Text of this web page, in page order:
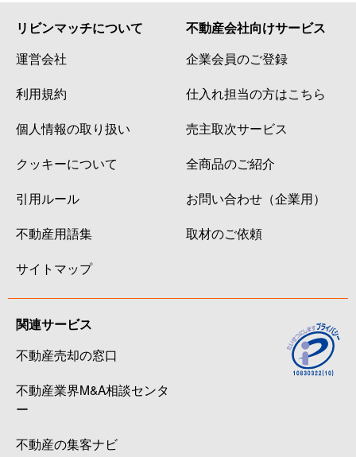
リビンマッチについて
運営会社
利用規約
個人情報の取り扱い
クッキーについて
引用ルール
不動産用語集
サイトマップ
不動産会社向けサービス
企業会員のご登録
仕入れ担当の方はこちら
売主取次サービス
全商品のご紹介
お問い合わせ（企業用）
取材のご依頼
関連サービス
不動産売却の窓口
不動産業界M&A相談センタ
ー
不動産の集客ナビ